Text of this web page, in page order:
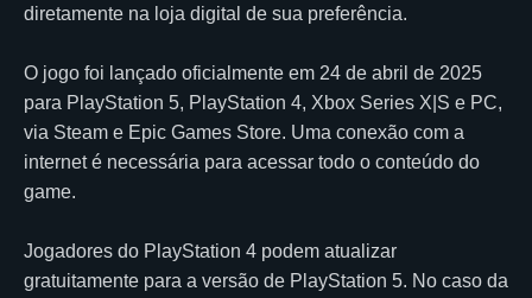
diretamente na loja digital de sua preferência.
O jogo foi lançado oficialmente em 24 de abril de 2025
para PlayStation 5, PlayStation 4, Xbox Series X|S e PC,
via Steam e Epic Games Store. Uma conexão com a
internet é necessária para acessar todo o conteúdo do
game.
Jogadores do PlayStation 4 podem atualizar
gratuitamente para a versão de PlayStation 5. No caso da